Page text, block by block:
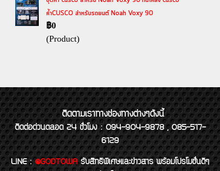
ค้ำCUSCO สำหรับรถยนต์ Noah Voxy 90
฿0
(Product)
ติดตามเราทางช่องทางต่างๆดังนี้
ติดต่อด่วนตลอด 24 ชั่วโมง : 094-904-9878 , 085-517-
6129
LINE : @GODTOWA รับสิทธิพิเศษและข่าวสาร พร้อมโปรโมชั่นดีๆ